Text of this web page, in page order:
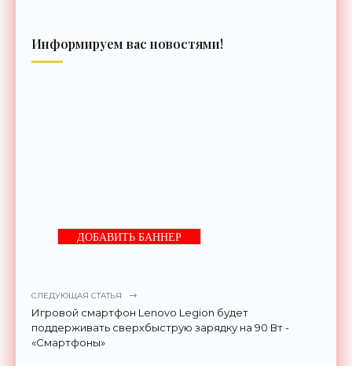
Информируем вас новостями!
ДОБАВИТЬ БАННЕР
СЛЕДУЮЩАЯ СТАТЬЯ
Игровой смартфон Lenovo Legion будет
поддерживать сверхбыструю зарядку на 90 Вт -
«Смартфоны»